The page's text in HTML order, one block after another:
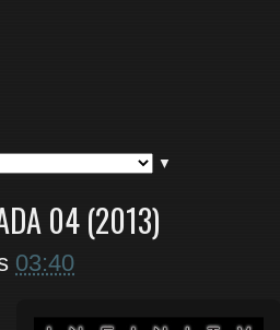
▼
04 (2013)
03:40